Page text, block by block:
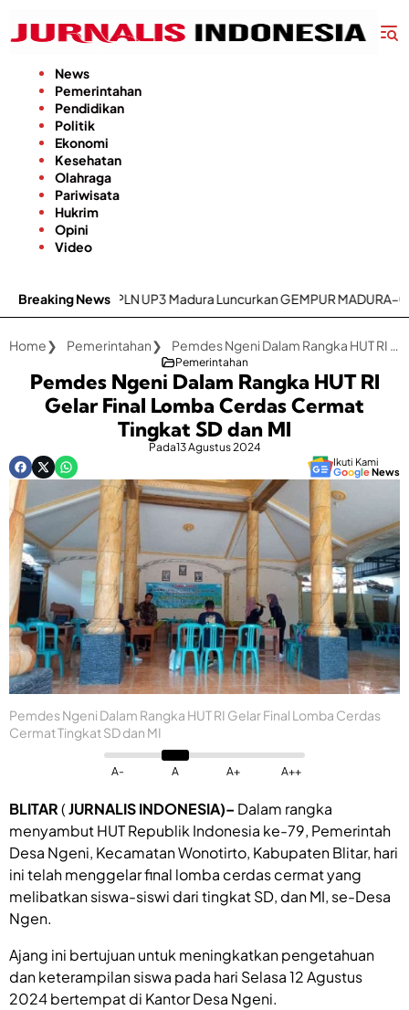
konten
News
Pemerintahan
Pendidikan
Politik
Ekonomi
Kesehatan
Olahraga
Pariwisata
Hukrim
Opini
Video
Breaking News
PLN UP3 Madura Luncurkan GEMPUR MADURA–GESIT POLL
Home Pemerintahan Pemdes Ngeni Dalam Rangka HUT RI Gelar Final Lomba Cerdas Cermat Tingkat SD dan MI
Pemerintahan
Pemdes Ngeni Dalam Rangka HUT RI
Gelar Final Lomba Cerdas Cermat
Tingkat SD dan MI
Pada13 Agustus 2024
Ikuti Kami
GoogleNews
Pemdes Ngeni Dalam Rangka HUT RI Gelar Final Lomba Cerdas
Cermat Tingkat SD dan MI
A- A A+ A++
BLITAR(JURNALIS INDONESIA)– Dalam rangka
menyambut HUT Republik Indonesia ke-79, Pemerintah
Desa Ngeni, Kecamatan Wonotirto, Kabupaten Blitar, hari
ini telah menggelar final lomba cerdas cermat yang
melibatkan siswa-siswi dari tingkat SD, dan MI, se-Desa
Ngen.
Ajang ini bertujuan untuk meningkatkan pengetahuan
dan keterampilan siswa pada hari Selasa 12 Agustus
2024 bertempat di Kantor Desa Ngeni.